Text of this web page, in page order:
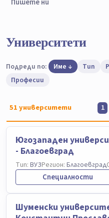
Университети
Подреди по: Име Тип
Професии
51университети 1
Югозападен
- Благоевград
Тип: ВУЗРегион: Благоевград
Специалности
Шуменски